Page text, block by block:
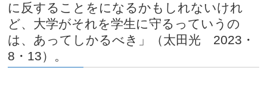
に反することをになるかもしれないけれ
ど、大学がそれを学生に守るっていうの
は、あってしかるべき」（太田光 2023・
8・13）。